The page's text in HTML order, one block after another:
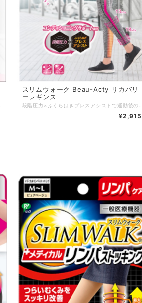
スリムウォーク Beau-Acty リカバリ
ーレギンス
¥2,915